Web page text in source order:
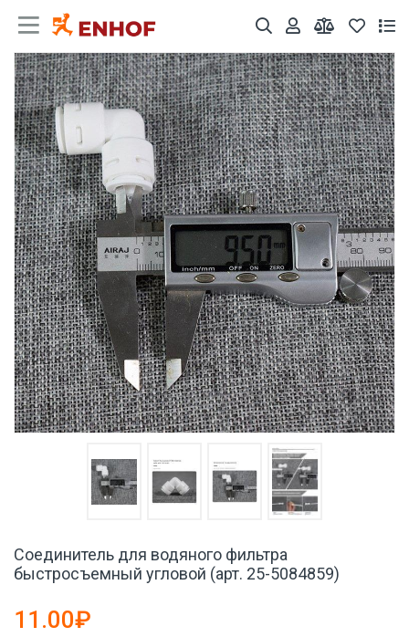
Соединитель для водяного фильтра
быстросъемный угловой (арт. 25-5084859)
11.00₽